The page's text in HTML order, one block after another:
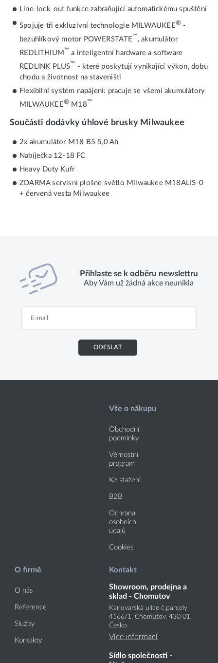
Line-lock-out funkce zabraňující automatickému spuštění
Spojuje tři exkluzivní technologie MILWAUKEE® -
bezuhlíkový motor POWERSTATE ™, akumulátor
REDLITHIUM ™ a inteligentní hardware a software
REDLINK PLUS™ - které poskytují vynikající výkon, dobu
chodu a životnost na staveništi
Flexibilní systém napájení: pracuje se všemi akumulátory
MILWAUKEE® M18™
Součásti dodávky úhlové brusky Milwaukee
2x akumulátor M18 B5 5,0 Ah
Nabíječka 12-18 FC
Heavy Duty Kufr
ZDARMA servisní plošné světlo Milwaukee M18ALIS-0
+ červená vesta Milwaukee
Přihlaste se k odběru newslettru
Aby Vám už žádná akce neunikla
ODESLAT
Vše o nákupu
Obchodní
podmínky
Věrnostní
program
Ke stažení
B2B
Ochrana
osobních
údajů
Cookies
O firmě
O nás
Reference
Služby
Kontakty
Kontakt
Showroom, prodejna a
sklad - Chomutov
Karlovarská ulice č.parcely
4166/1, Chomutov, 430 01,
Česko
Více informací
Sídlo společnosti -